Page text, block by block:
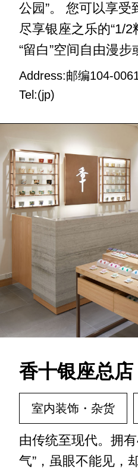
公园”。 您可以享
尽享银座之乐的“1/
“留白”空间自由漫
Address:邮编104-
Tel:(jp)
香十银座总店
室内装饰・杂货
由传统至现代。拥
气”，虽眼不能见，